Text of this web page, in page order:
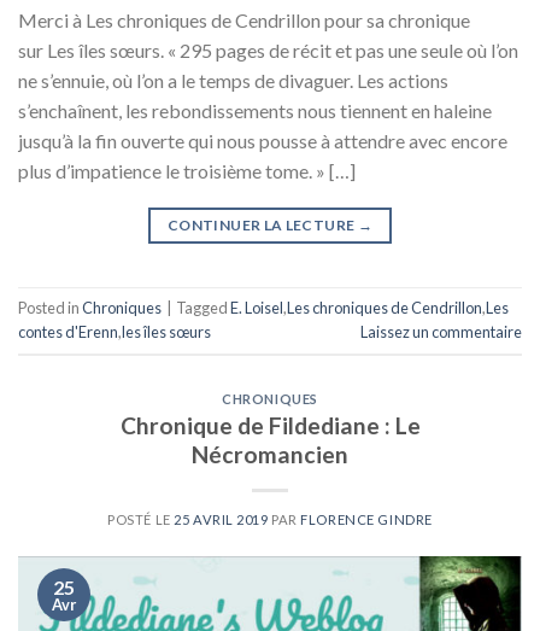
Merci à Les chroniques de Cendrillon pour sa chronique
sur Les îles sœurs. « 295 pages de récit et pas une seule où l’on
ne s’ennuie, où l’on a le temps de divaguer. Les actions
s’enchaînent, les rebondissements nous tiennent en haleine
jusqu’à la fin ouverte qui nous pousse à attendre avec encore
plus d’impatience le troisième tome. » […]
CONTINUER LA LECTURE →
Posted inChroniques TaggedE. Loisel,Les chroniques de Cendrillon,Les
contes d'Erenn,les îles sœurs Laissez un commentaire
CHRONIQUES
Chronique de Fildediane : Le
Nécromancien
POSTÉ LE 25 AVRIL 2019 PAR FLORENCE GINDRE
25
Avr